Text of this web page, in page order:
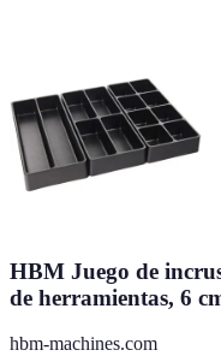
HBM Juego de
de herramientas, 6
hbm-machines.com